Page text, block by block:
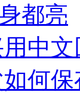
都亮
中
如何